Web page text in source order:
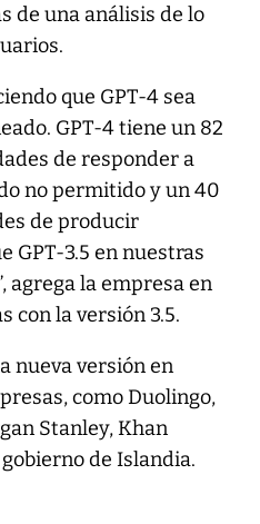
de una análisis de lo
que GPT-4 sea
GPT-4 tiene un 82
de responder a
no permitido y un 40
de producir
GPT-3.5 en nuestras
agrega la empresa en
con la versión 3.5.
nueva versión en
como Duolingo,
Stanley, Khan
de Islandia.